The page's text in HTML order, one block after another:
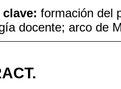
clave: formación del
docente; arco de